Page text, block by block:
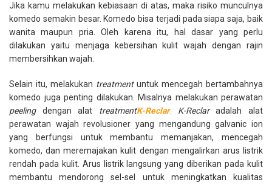
Jika kamu melakukan kebiasaan di atas, maka risiko munculnya
komedo semakin besar. Komedo bisa terjadi pada siapa saja, baik
wanita maupun pria. Oleh karena itu, hal dasar yang perlu
dilakukan yaitu menjaga kebersihan kulit wajah dengan rajin
membersihkan wajah.
Selain itu, melakukan treatment untuk mencegah bertambahnya
komedo juga penting dilakukan. Misalnya melakukan perawatan
peelingdengan alat treatmentK-Reclar. K-Reclaradalah alat
perawatan wajah revolusioner yang mengandung galvanic ion
yang berfungsi untuk membantu memanjakan, mencegah
komedo, dan meremajakan kulit dengan mengalirkan arus listrik
rendah pada kulit. Arus listrik langsung yang diberikan pada kulit
membantu mendorong sel-sel untuk meningkatkan kualitas